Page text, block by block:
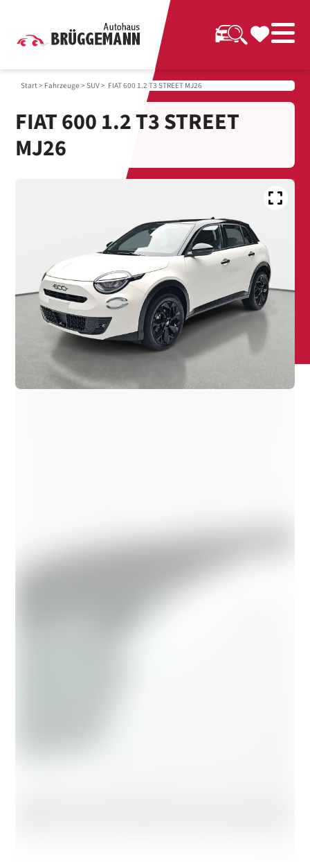
Start> Fahrzeuge > SUV> FIAT 600 1.2 T3 STREET MJ26
FIAT 600 1.2 T3 STREET
MJ26